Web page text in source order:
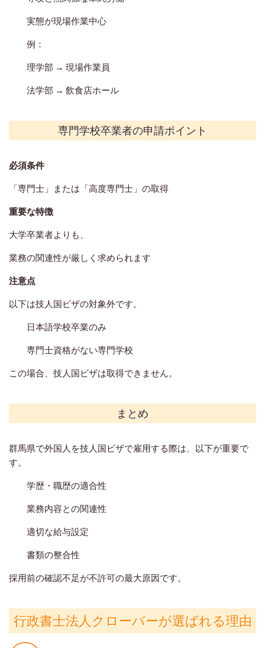
実態が現場作業中心
例：
理学部 → 現場作業員
法学部 → 飲食店ホール
専門学校卒業者の申請ポイント
必須条件
「専門士」または「高度専門士」の取得
重要な特徴
大学卒業者よりも、
業務の関連性が厳しく求められます
注意点
以下は技人国ビザの対象外です。
日本語学校卒業のみ
専門士資格がない専門学校
この場合、技人国ビザは取得できません。
まとめ
群馬県で外国人を技人国ビザで雇用する際は、以下が重要で
す。
学歴・職歴の適合性
業務内容との関連性
適切な給与設定
書類の整合性
採用前の確認不足が不許可の最大原因です。
行政書士法人クローバーが選ばれる理由